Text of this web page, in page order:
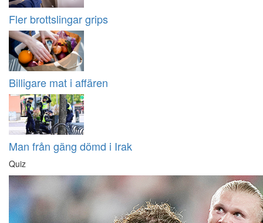
Fler brottslingar grips
Billigare mat i affären
Man från gäng dömd i Irak
Quiz